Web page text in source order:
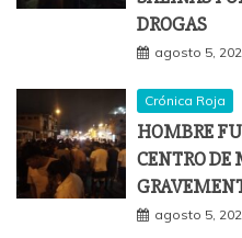
DROGAS
agosto 5,
Crónica Roja
HOMBRE
CENTRO DE
agosto 5,